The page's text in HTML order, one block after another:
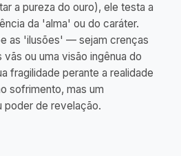
a pureza do ouro), ele testa a
da 'alma' ou do caráter.
as 'ilusões' — sejam crenças
ou uma visão ingênua do
fragilidade perante a realidade
sofrimento, mas um
poder de revelação.